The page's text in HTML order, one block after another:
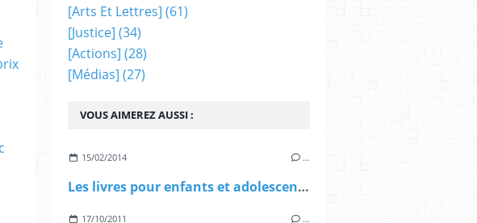
VOUS AIMEREZ AUSSI :
15/02/2014 …
Les livres pour enfants et adolescents qui abordent la transsexualité
17/10/2011 …
[arts Et Lettres] (61)
[justice] (34)
[actions] (28)
[médias] (27)